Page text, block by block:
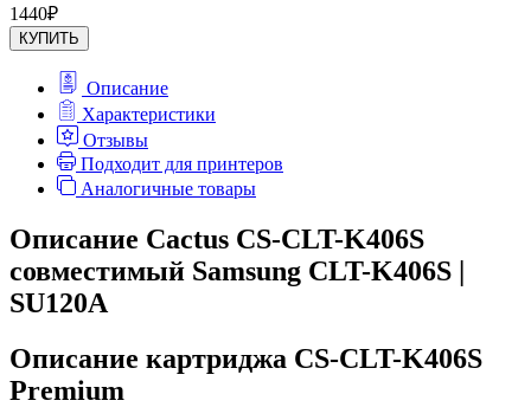
1440₽
КУПИТЬ
Описание
Характеристики
Отзывы
Подходит для принтеров
Аналогичные товары
Описание Cactus CS-CLT-K406S
совместимый Samsung CLT-K406S |
SU120A
Описание картриджа CS-CLT-K406S
Premium